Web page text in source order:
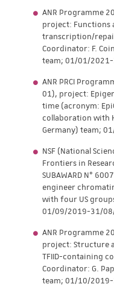
ANR Programme
project: Functions
transcription/
Coordinator: F.
team; 01/01/
ANR PRCI
01), project:
time (acronym:
collaboration with
Germany) team;
NSF (National
Frontiers in
SUBAWARD N°
engineer
with four US
01/09/2019-31/
ANR Programme
project: Structure
TFIID-containing
Coordinator: G.
team; 01/10/